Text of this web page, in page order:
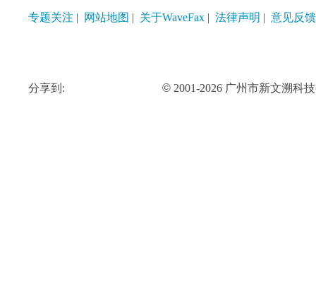
专题关注 | 网站地图 | 关于WaveFax | 法律声明 | 意见反馈
分享到: © 2001-2026 广州市新文溯科